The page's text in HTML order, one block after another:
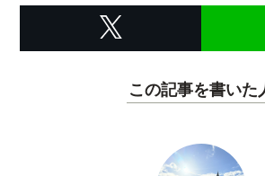
この記事を書いた